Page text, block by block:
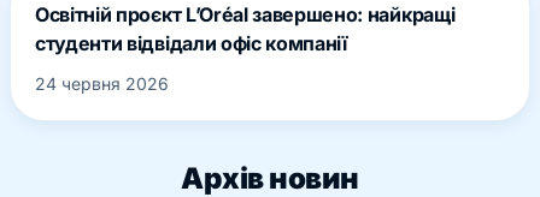
Освітній проєкт L’Oréal завершено: найкращі
студенти відвідали офіс компанії
24 червня 2026
Архів новин